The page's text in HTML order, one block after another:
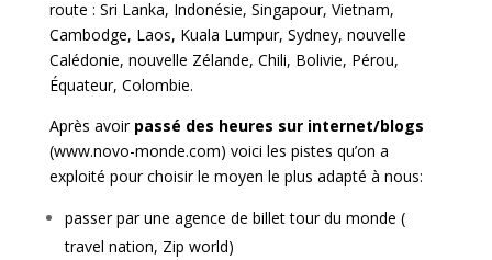
route : Sri Lanka, Indonésie, Singapour, Vietnam,
Cambodge, Laos, Kuala Lumpur, Sydney, nouvelle
Calédonie, nouvelle Zélande, Chili, Bolivie, Pérou,
Équateur, Colombie.
Après avoirpassé des heures sur internet/blogs
(www.novo-monde.com) voici les pistes qu’on a
exploité pour choisir le moyen le plus adapté à nous:
passer par une agence de billet tour du monde (
travel nation, Zip world)